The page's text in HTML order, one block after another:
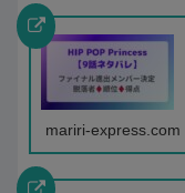
mariri-express.com